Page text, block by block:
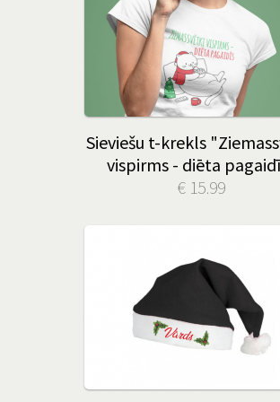
Sieviešu t-krekls
vispirms - diēta
€ 15.99